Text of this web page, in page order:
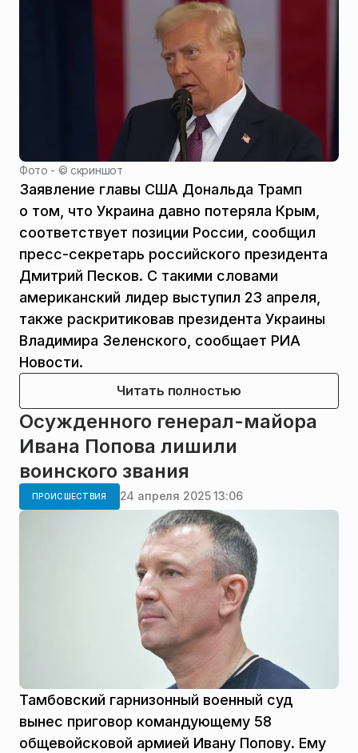
Фото - © скриншот
Заявление главы США Дональда Трамп
о том, что Украина давно потеряла Крым,
соответствует позиции России, сообщил
пресс-секретарь российского президента
Дмитрий Песков. С такими словами
американский лидер выступил 23 апреля,
также раскритиковав президента Украины
Владимира Зеленского, сообщает РИА
Новости.
Читать полностью
Осужденного генерал-майора
Ивана Попова лишили
воинского звания
ПРОИСШЕСТВИЯ 24 апреля 2025 13:06
Тамбовский гарнизонный военный суд
вынес приговор командующему 58
общевойсковой армией Ивану Попову. Ему